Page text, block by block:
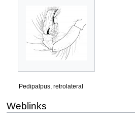
Pedipalpus, retrolateral
Weblinks